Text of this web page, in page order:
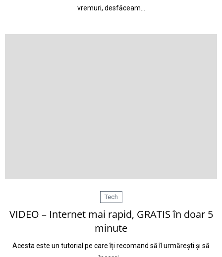
vremuri, desfăceam…
Tech
VIDEO – Internet mai rapid, GRATIS în doar 5
minute
Acesta este un tutorial pe care îți recomand să îl urmărești și să